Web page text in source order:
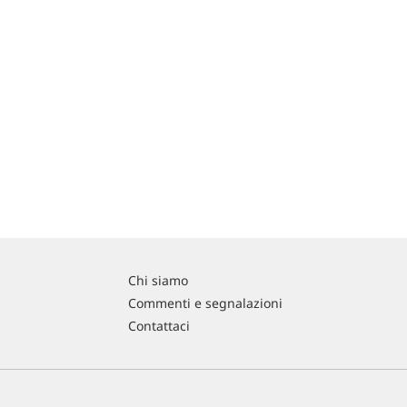
Chi siamo
Commenti e segnalazioni
Contattaci